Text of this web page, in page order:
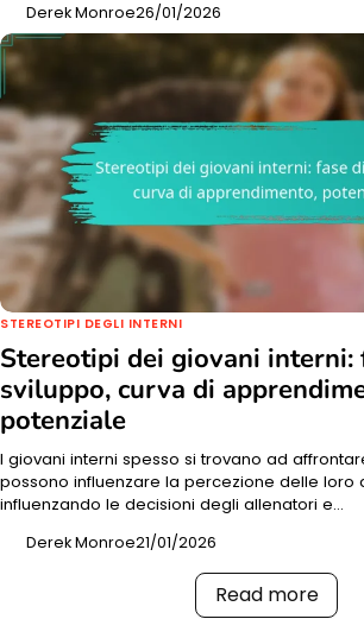
Derek Monroe26/01/2026
STEREOTIPI DEGLI INTERNI
Stereotipi dei giovani interni:
sviluppo, curva di
potenziale
I giovani interni spesso si trovano ad
possono influenzare la percezione delle loro
influenzando le decisioni degli allenatori e…
Derek Monroe21/01/2026
Read more